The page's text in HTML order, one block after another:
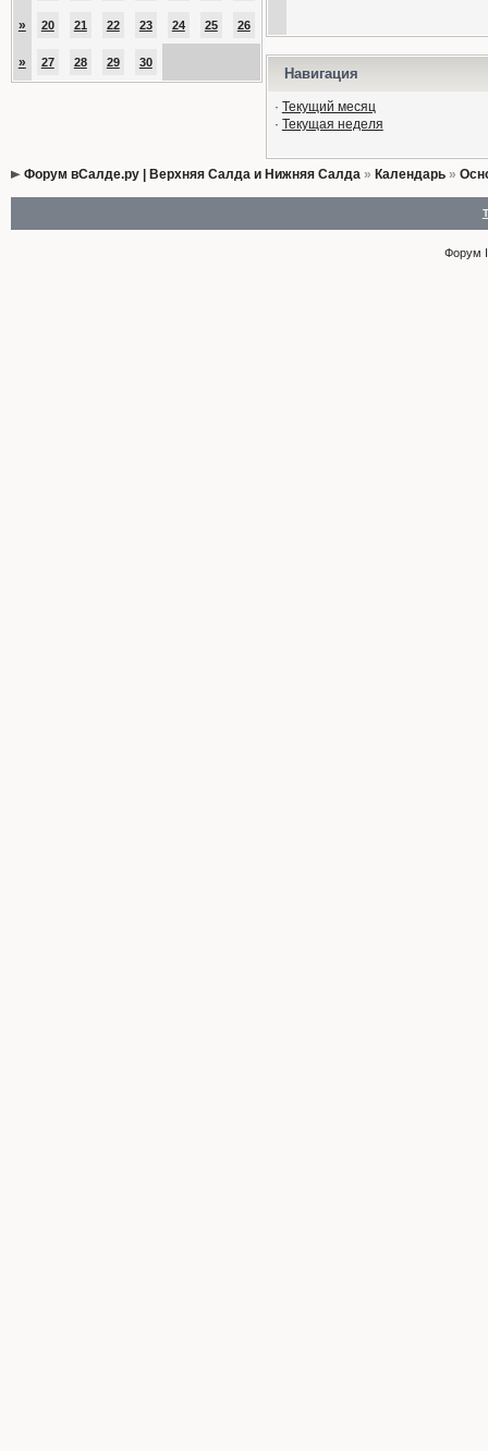
» 20 21 22 23 24 25 26
» 27 28 29 30
Навигация
· Текущий месяц
· Текущая неделя
Форум вСалде.ру | Верхняя Салда и Нижняя Салда» Календарь»
Форум